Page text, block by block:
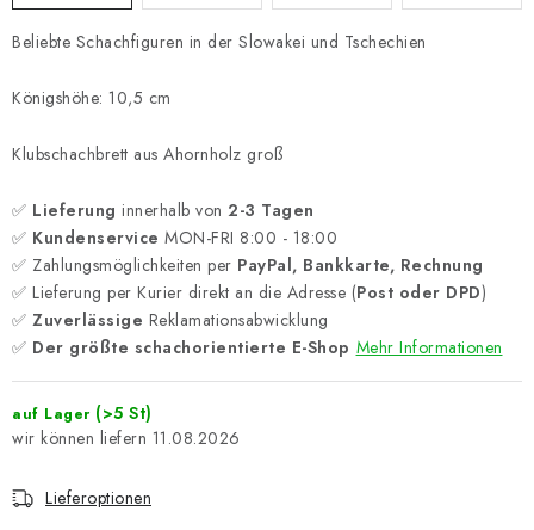
Beliebte Schachfiguren in der Slowakei und Tschechien
Königshöhe: 10,5 cm
Klubschachbrett aus Ahornholz groß
✅ Lieferung innerhalb von 2-3 Tagen
✅ Kundenservice MON-FRI 8:00 - 18:00
✅ Zahlungsmöglichkeiten per PayPal, Bankkarte, Rechnung
✅ Lieferung per Kurier direkt an die Adresse (Post oder DPD)
✅ Zuverlässige Reklamationsabwicklung
✅ Der größte schachorientierte E-Shop Mehr Informationen
auf Lager (>5 St)
11.08.2026
Lieferoptionen